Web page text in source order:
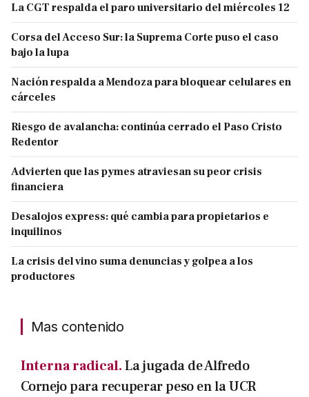
La CGT respalda el paro universitario del miércoles 12
Corsa del Acceso Sur: la Suprema Corte puso el caso
bajo la lupa
Nación respalda a Mendoza para bloquear celulares en
cárceles
Riesgo de avalancha: continúa cerrado el Paso Cristo
Redentor
Advierten que las pymes atraviesan su peor crisis
financiera
Desalojos express: qué cambia para propietarios e
inquilinos
La crisis del vino suma denuncias y golpea a los
productores
Mas contenido
Interna radical.La jugada de Alfredo
Cornejo para recuperar peso en la UCR